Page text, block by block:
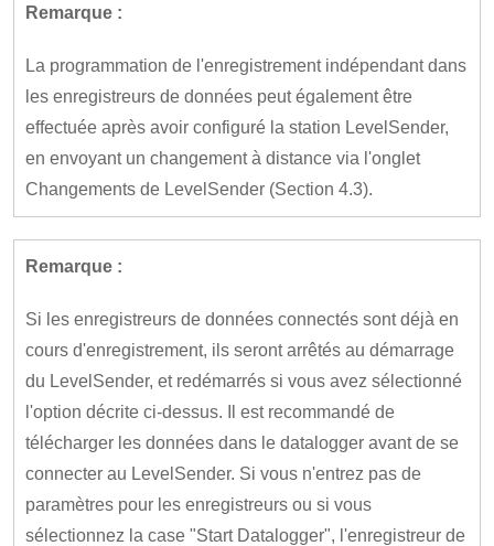
Remarque :
La programmation de l'enregistrement indépendant dans
les enregistreurs de données peut également être
effectuée après avoir configuré la station LevelSender,
en envoyant un changement à distance via l'onglet
Changements de LevelSender (Section 4.3).
Remarque :
Si les enregistreurs de données connectés sont déjà en
cours d'enregistrement, ils seront arrêtés au démarrage
du LevelSender, et redémarrés si vous avez sélectionné
l'option décrite ci-dessus. Il est recommandé de
télécharger les données dans le datalogger avant de se
connecter au LevelSender. Si vous n'entrez pas de
paramètres pour les enregistreurs ou si vous
sélectionnez la case "Start Datalogger", l'enregistreur de